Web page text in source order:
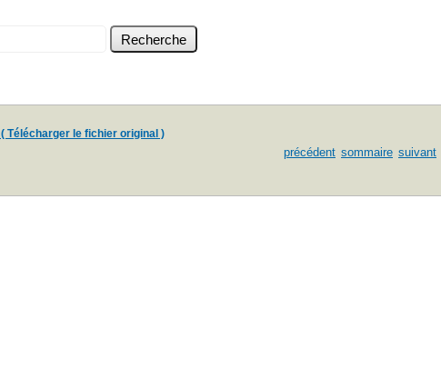
( Télécharger le fichier original )
précédent sommaire suivant